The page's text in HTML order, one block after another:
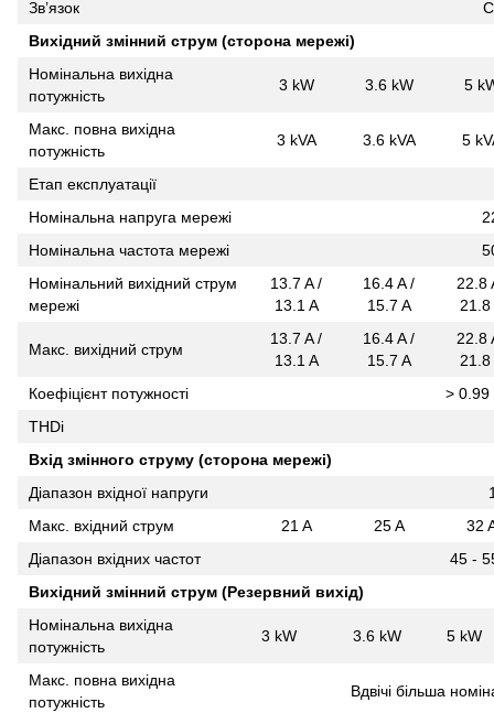
Зв’язок
Вихідний змінний струм (сторона мережі)
Номінальна вихідна
потужність
3 kW 3.6 kW 5
Макс. повна вихідна
потужність
3 kVA 3.6 kVA 5
Етап експлуатації
Номінальна напруга мережі
Номінальна частота мережі
Номінальний вихідний струм
мережі
13.7 A /
13.1 A
16.4 A /
15.7 A
22.8
21.8
Макс. вихідний струм
13.7 A /
13.1 A
16.4 A /
15.7 A
22.8
21.8
Коефіцієнт потужності
> 0.99
THDi
Вхід змінного струму (сторона мережі)
Діапазон вхідної напруги
Макс. вхідний струм
21 A 25 A
32
Діапазон вхідних частот
45 -
Вихідний змінний струм (Резервний вихід)
Номінальна вихідна
потужність
3 kW 3.6 kW 5 kW
Макс. повна вихідна
потужність
Вдвічі більша